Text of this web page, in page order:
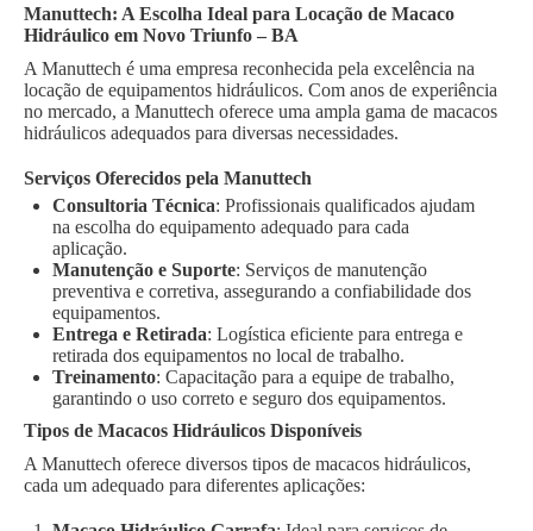
Manuttech: A Escolha Ideal para Locação de Macaco
Hidráulico em Novo Triunfo – BA
A Manuttech é uma empresa reconhecida pela excelência na
locação de equipamentos hidráulicos. Com anos de experiência
no mercado, a Manuttech oferece uma ampla gama de macacos
hidráulicos adequados para diversas necessidades.
Serviços Oferecidos pela Manuttech
Consultoria Técnica: Profissionais qualificados ajudam
na escolha do equipamento adequado para cada
aplicação.
Manutenção e Suporte: Serviços de manutenção
preventiva e corretiva, assegurando a confiabilidade dos
equipamentos.
Entrega e Retirada: Logística eficiente para entrega e
retirada dos equipamentos no local de trabalho.
Treinamento: Capacitação para a equipe de trabalho,
garantindo o uso correto e seguro dos equipamentos.
Tipos de Macacos Hidráulicos Disponíveis
A Manuttech oferece diversos tipos de macacos hidráulicos,
cada um adequado para diferentes aplicações: